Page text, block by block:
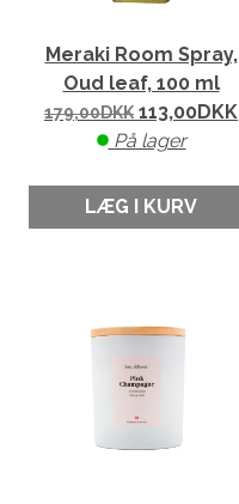
Meraki Room Spray,
Oud leaf, 100 ml
179,00DKK 113,00DKK
På lager
LÆG I KURV